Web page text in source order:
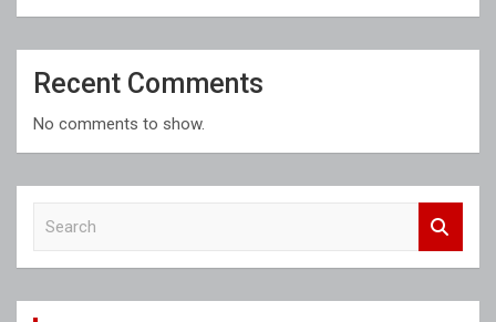
Recent Comments
No comments to show.
c